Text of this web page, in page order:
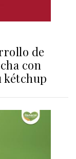
de
con
kétchup